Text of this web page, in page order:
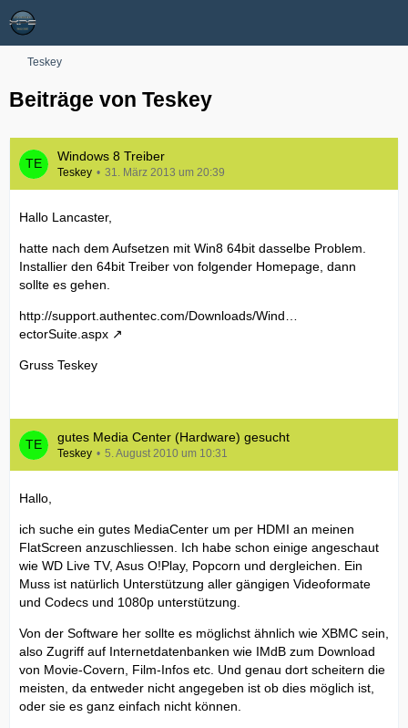
Teskey
Beiträge von Teskey
Windows 8 Treiber
Teskey 31. März 2013 um 20:39
Hallo Lancaster,
hatte nach dem Aufsetzen mit Win8 64bit dasselbe Problem.
Installier den 64bit Treiber von folgender Homepage, dann
sollte es gehen.
http://support.authentec.com/Downloads/Wind…
ectorSuite.aspx
Gruss Teskey
gutes Media Center (Hardware) gesucht
Teskey 5. August 2010 um 10:31
Hallo,
ich suche ein gutes MediaCenter um per HDMI an meinen
FlatScreen anzuschliessen. Ich habe schon einige angeschaut
wie WD Live TV, Asus O!Play, Popcorn und dergleichen. Ein
Muss ist natürlich Unterstützung aller gängigen Videoformate
und Codecs und 1080p unterstützung.
Von der Software her sollte es möglichst ähnlich wie XBMC sein,
also Zugriff auf Internetdatenbanken wie IMdB zum Download
von Movie-Covern, Film-Infos etc. Und genau dort scheitern die
meisten, da entweder nicht angegeben ist ob dies möglich ist,
oder sie es ganz einfach nicht können.